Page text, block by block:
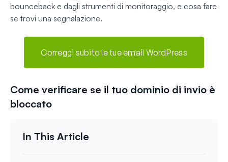
bounceback e dagli strumenti di monitoraggio, e cosa fare
se trovi una segnalazione.
Correggi subito le tue email WordPress
Come verificare se il tuo dominio di invio è
bloccato